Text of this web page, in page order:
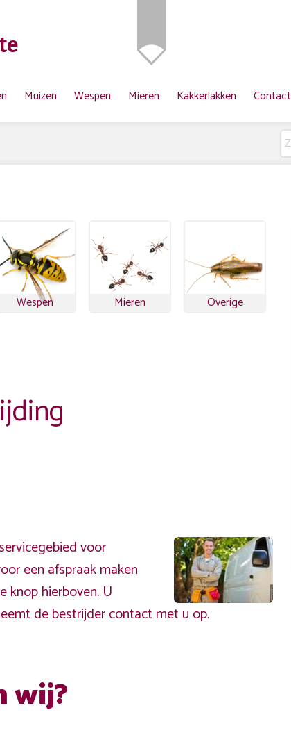
Muizen Wespen Mieren Kakkerlakken Contact
Wespen Mieren Overige
voor
een afspraak maken
knop hierboven. U
de bestrijder contact met u op.
wij?